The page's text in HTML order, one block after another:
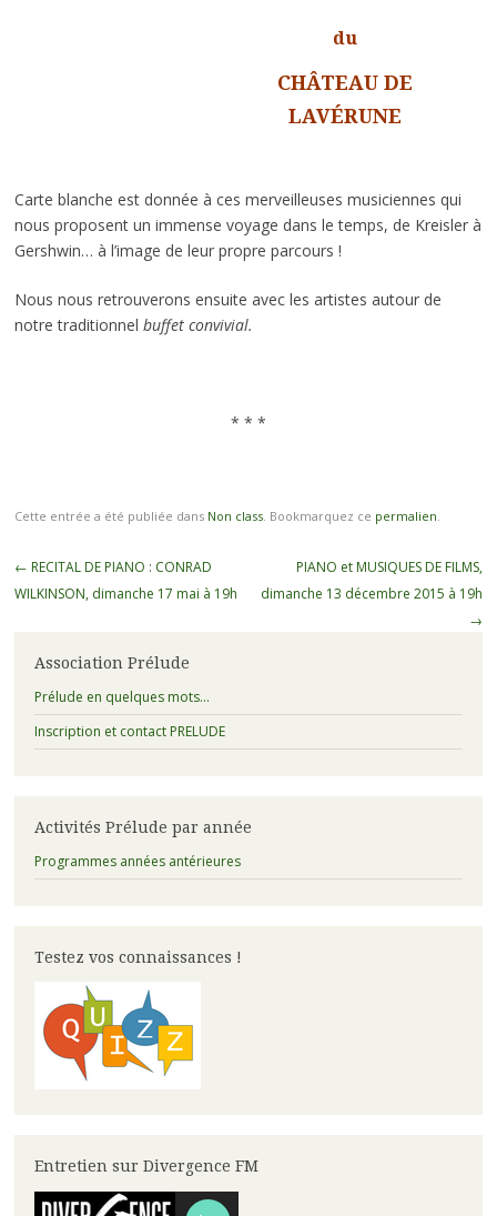
du
CHÂTEAU DE
LAVÉRUNE
Carte blanche est donnée à ces merveilleuses musiciennes qui
nous proposent un immense voyage dans le temps, de Kreisler à
Gershwin… à l’image de leur propre parcours !
Nous nous retrouverons ensuite avec les artistes autour de
notre traditionnel buffet convivial.
* * *
Cette entrée a été publiée dans Non class. Bookmarquez ce permalien
Navigation
des
← RECITAL DE PIANO : CONRAD
WILKINSON, dimanche 17 mai à 19h
PIANO et MUSIQUES DE FILMS,
dimanche 13 décembre 2015 à 19h
→
Association Prélude
Prélude en quelques mots…
Inscription et contact PRELUDE
Activités Prélude par année
Programmes années antérieures
Testez vos connaissances !
Entretien sur Divergence FM